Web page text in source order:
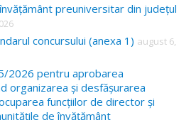
preuniversitar din județul
concursului (anexa 1) august 6,
2026 pentru aprobarea
organizarea și desfășurarea
funcțiilor de director și
de învățământ